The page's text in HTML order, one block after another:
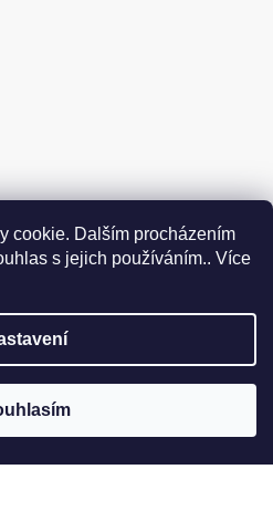
cookie. Dalším procházením
s jejich používáním.. Více